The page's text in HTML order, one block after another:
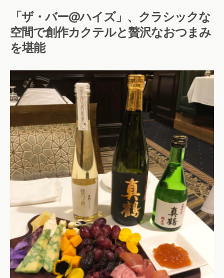
「ザ・バー@ハイズ」、クラシックな
空間で創作カクテルと贅沢なおつまみ
を堪能